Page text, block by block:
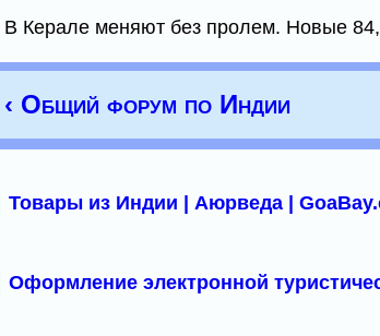
В Керале меняют без пролем. Новые
‹ Общий форум по Индии
Товары из Индии | Аюрведа |
Оформление электронной